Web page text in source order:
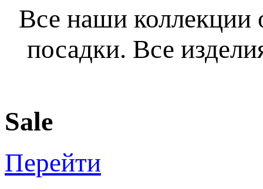
Все наши коллекции
посадки. Все
Sale
Перейти